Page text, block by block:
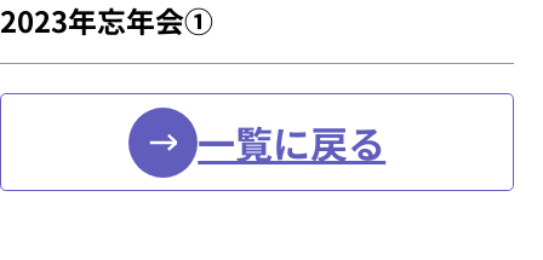
会
①
2023年忘年会①
お
知
一覧に戻る